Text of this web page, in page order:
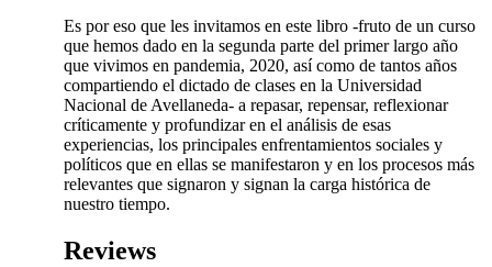
Es por eso que les invitamos en este libro -fruto de un curso
que hemos dado en la segunda parte del primer largo año
que vivimos en pandemia, 2020, así como de tantos años
compartiendo el dictado de clases en la Universidad
Nacional de Avellaneda- a repasar, repensar, reflexionar
críticamente y profundizar en el análisis de esas
experiencias, los principales enfrentamientos sociales y
políticos que en ellas se manifestaron y en los procesos más
relevantes que signaron y signan la carga histórica de
nuestro tiempo.
Reviews